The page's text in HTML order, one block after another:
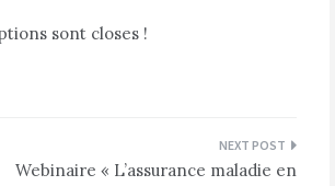
sont closes !
Webinaire « L’assurance maladie en